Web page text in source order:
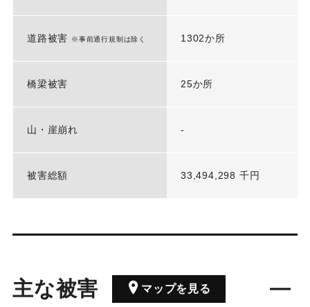
道路被害 ※事前通行規制は除く 1302か所
橋梁被害 25か所
山・崖崩れ -
被害総額 33,494,298 千円
主な被害 マップを見る